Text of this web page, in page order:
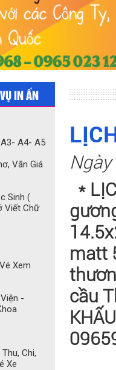
IN ẤN
A4- A5
Văn Giá
Sinh (
Viết Chữ
Xem
-
Chi,
Xe
*
matt
cầu